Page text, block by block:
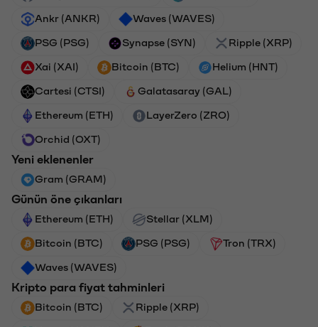
Ankr (ANKR) Waves (WAVES)
PSG (PSG) Synapse (SYN) Ripple (XRP)
Xai (XAI) Bitcoin (BTC) Helium (HNT)
Cartesi (CTSI) Galatasaray (GAL)
Ethereum (ETH) LayerZero (ZRO)
Orchid (OXT)
Yeni eklenenler
Gram (GRAM)
Günün öne çıkanları
Ethereum (ETH) Stellar (XLM)
Bitcoin (BTC) PSG (PSG) Tron (TRX)
Waves (WAVES)
Kripto para fiyat tahminleri
Bitcoin (BTC) Ripple (XRP)